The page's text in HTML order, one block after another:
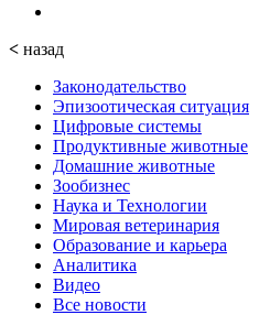
< назад
Законодательство
Эпизоотическая ситуация
Цифровые системы
Продуктивные животные
Домашние животные
Зообизнес
Наука и Технологии
Мировая ветеринария
Образование и карьера
Аналитика
Видео
Все новости